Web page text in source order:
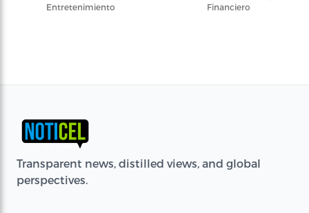
Entretenimiento
Financiero
Transparent news, distilled views, and global
perspectives.